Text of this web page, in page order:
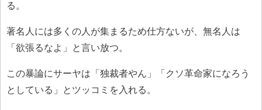
る。
著名人には多くの人が集まるため仕方ないが、無名人は
「欲張るなよ」と言い放つ。
この暴論にサーヤは「独裁者やん」「クソ革命家になろう
としている」とツッコミを入れる。